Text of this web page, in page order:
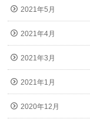
2021年5月
2021年4月
2021年3月
2021年1月
2020年12月